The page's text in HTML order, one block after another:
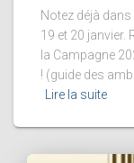
Notez déjà
19 et 20 janvier.
la Campagne
! (guide des
Lire la suite